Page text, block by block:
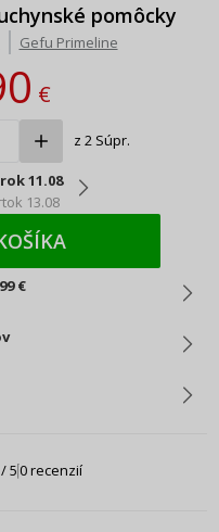
pomôcky
Gefu Primeline
€
z 2 Súpr.
11.08
13.08
€
50 recenzií